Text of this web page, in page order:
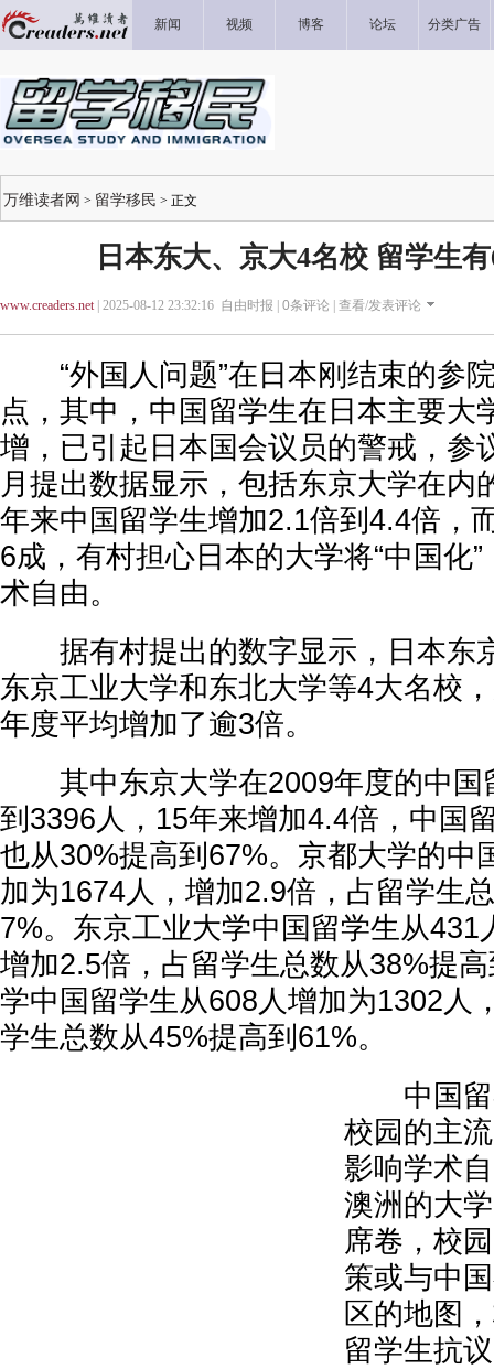
新闻 视频 博客 论坛 分类广告
万维读者网 > 留学移民 > 正文
日本东大、京大4名校 留学生
www.creaders.net| 2025-08-12 23:32:16 自由时报 | 0条评论 | 查看/发表评论
“外国人问题”在日本刚结束的参
点，其中，中国留学生在日本主要大
增，已引起日本国会议员的警戒，参
月提出数据显示，包括东京大学在内
年来中国留学生增加2.1倍到4.4倍，
6成，有村担心日本的大学将“中国化
术自由。
据有村提出的数字显示，日本东
东京工业大学和东北大学等4大名校
年度平均增加了逾3倍。
其中东京大学在2009年度的中国
到3396人，15年来增加4.4倍，中国
也从30%提高到67%。京都大学的中
加为1674人，增加2.9倍，占留学生
7%。东京工业大学中国留学生从431
增加2.5倍，占留学生总数从38%提
学中国留学生从608人增加为1302人
学生总数从45%提高到61%。
中国留
校园的主
影响学术
澳洲的大
席卷，校
策或与中
区的地图
留学生抗